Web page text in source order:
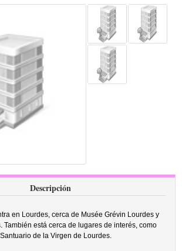
Descripción
en Lourdes, cerca de Musée Grévin Lourdes y
También está cerca de lugares de interés, como
de la Virgen de Lourdes.